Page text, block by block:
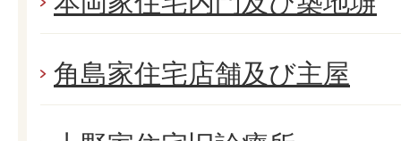
角島家住宅店舗及び主屋